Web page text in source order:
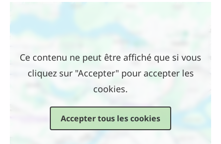
Ce contenu ne peut être affiché que si vous
cliquez sur "Accepter" pour accepter les
cookies.
Accepter tous les cookies